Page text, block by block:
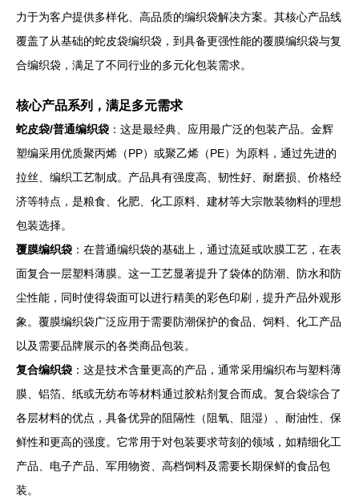
力于为客户提供多样化、高品质的编织袋解决方案。其核心产品线
覆盖了从基础的蛇皮袋编织袋，到具备更强性能的覆膜编织袋与复
合编织袋，满足了不同行业的多元化包装需求。
核心产品系列，满足多元需求
蛇皮袋/普通编织袋 ：这是最经典、应用最广泛的包装产品。金辉
塑编采用优质聚丙烯（PP）或聚乙烯（PE）为原料，通过先进的
拉丝、编织工艺制成。产品具有强度高、韧性好、耐磨损、价格经
济等特点，是粮食、化肥、化工原料、建材等大宗散装物料的理想
包装选择。
覆膜编织袋 ：在普通编织袋的基础上，通过流延或吹膜工艺，在表
面复合一层塑料薄膜。这一工艺显著提升了袋体的防潮、防水和防
尘性能，同时使得袋面可以进行精美的彩色印刷，提升产品外观形
象。覆膜编织袋广泛应用于需要防潮保护的食品、饲料、化工产品
以及需要品牌展示的各类商品包装。
复合编织袋 ：这是技术含量更高的产品，通常采用编织布与塑料薄
膜、铝箔、纸或无纺布等材料通过胶粘剂复合而成。复合袋综合了
各层材料的优点，具备优异的阻隔性（阻氧、阻湿）、耐油性、保
鲜性和更高的强度。它常用于对包装要求苛刻的领域，如精细化工
产品、电子产品、军用物资、高档饲料及需要长期保鲜的食品包
装。